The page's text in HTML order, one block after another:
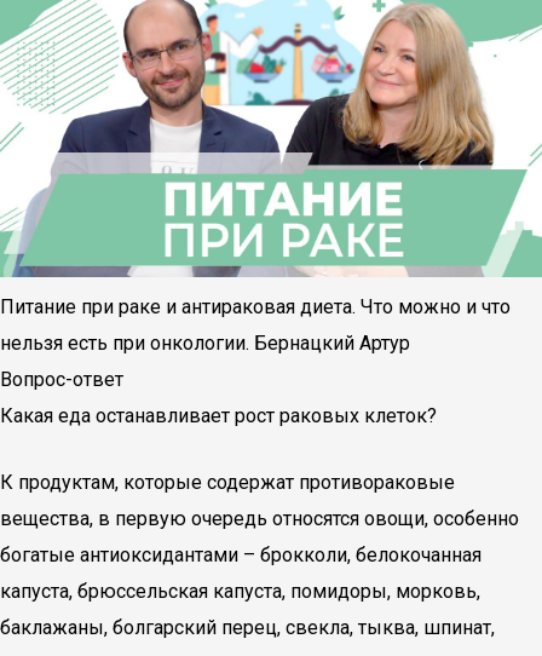
Питание при раке и антираковая диета. Что можно и что
нельзя есть при онкологии. Бернацкий Артур
Вопрос-ответ
Какая еда останавливает рост раковых клеток?
К продуктам, которые содержат противораковые
вещества, в первую очередь относятся овощи, особенно
богатые антиоксидантами – брокколи, белокочанная
капуста, брюссельская капуста, помидоры, морковь,
баклажаны, болгарский перец, свекла, тыква, шпинат,